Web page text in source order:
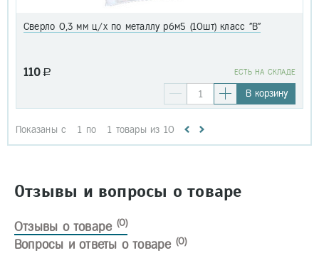
Сверло 0,3 мм ц/х по металлу р6м5 (10шт) класс "В"
110 a EСТЬ НА СКЛАДЕ
В корзину
Показаны с 1 по 1 товары из 10
Отзывы и вопросы о товаре
Отзывы о товаре (0)
Вопросы и ответы о товаре (0)